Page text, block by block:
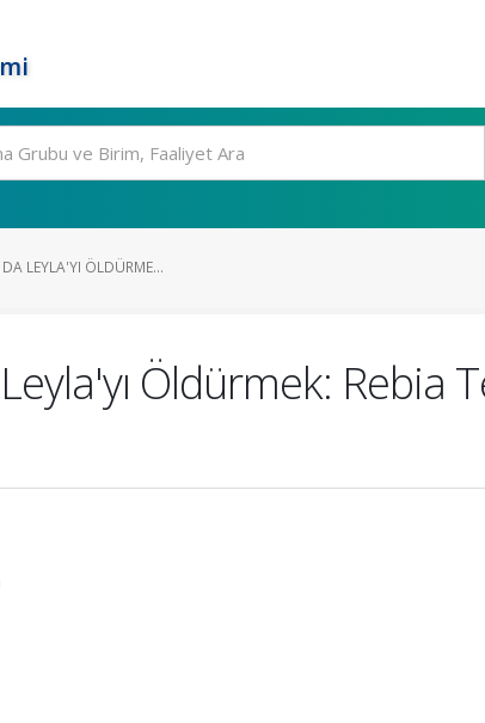
LEYLA'YI ÖLDÜRME...
Öldürmek: Rebia